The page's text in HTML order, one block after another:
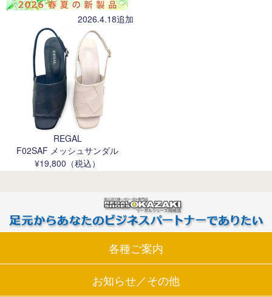
2026.4.18追加
REGAL
F02SAF メッシュサンダル
¥19,800（税込）
各種ご案内
お知らせ／その他